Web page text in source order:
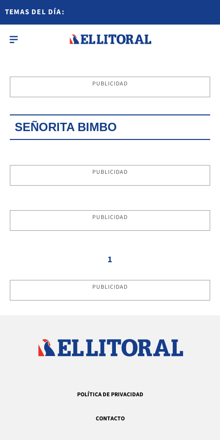
TEMAS DEL DÍA:
PUBLICIDAD
SEÑORITA BIMBO
PUBLICIDAD
PUBLICIDAD
1
PUBLICIDAD
POLÍTICA DE PRIVACIDAD
CONTACTO